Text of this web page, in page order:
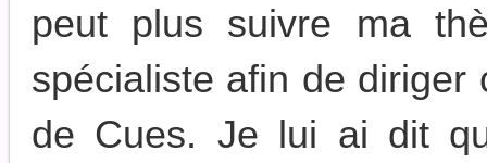
peut plus suivre ma
spécialiste afin de diriger
de Cues. Je lui ai dit